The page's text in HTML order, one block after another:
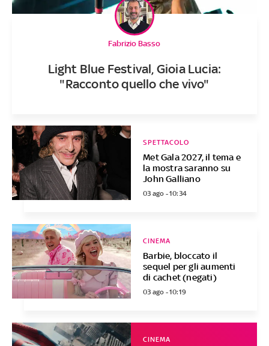
Light Blue Festival, Gioia Lucia:
"Racconto quello che vivo"
Fabrizio Basso
Met Gala 2027, il tema e
la mostra saranno su
John Galliano
SPETTACOLO
03 ago - 10:34
Barbie, bloccato il
sequel per gli aumenti
di cachet (negati)
CINEMA
03 ago - 10:19
CINEMA